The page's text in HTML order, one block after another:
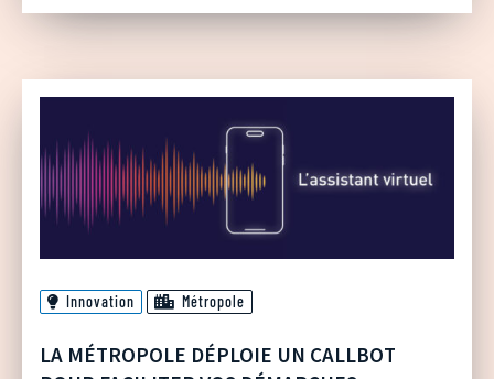
Innovation Métropole
LA MÉTROPOLE DÉPLOIE UN CALLBOT